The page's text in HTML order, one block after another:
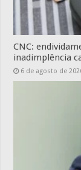
CNC:
inadimplência
6 de agosto de